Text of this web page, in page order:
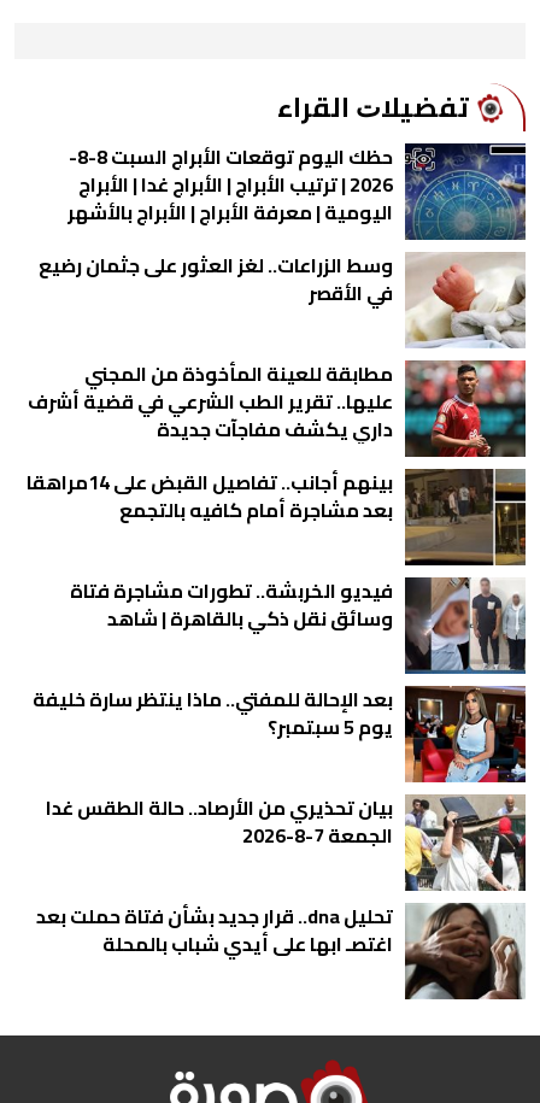
ﺗﻔﻀﻴﻼﺕ اﻟﻘﺮاء
حظك اليوم توقعات الأبراج السبت 8-8-
2026 | ترتيب الأبراج | الأبراج غدا | الأبراج
اليومية | معرفة الأبراج | الأبراج بالأشهر
وسط الزراعات.. لغز العثور على جثمان رضيع
في الأقصر
مطابقة للعينة المأخوذة من المجني
عليها.. تقرير الطب الشرعي في قضية أشرف
داري يكشف مفاجآت جديدة
بينهم أجانب.. تفاصيل القبض على 14مراهقا
بعد مشاجرة أمام كافيه بالتجمع
فيديو الخربشة.. تطورات مشاجرة فتاة
وسائق نقل ذكي بالقاهرة | شاهد
بعد الإحالة للمفتي.. ماذا ينتظر سارة خليفة
يوم 5 سبتمبر؟
بيان تحذيري من الأرصاد.. حالة الطقس غدا
الجمعة 7-8-2026
تحليل dna.. قرار جديد بشأن فتاة حملت بعد
اغتصـ ابها على أيدي شباب بالمحلة